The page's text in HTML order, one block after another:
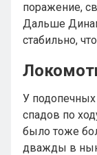
поражение,
Дальше
стабильно,
У подопечных
спадов по
было тоже
дважды в